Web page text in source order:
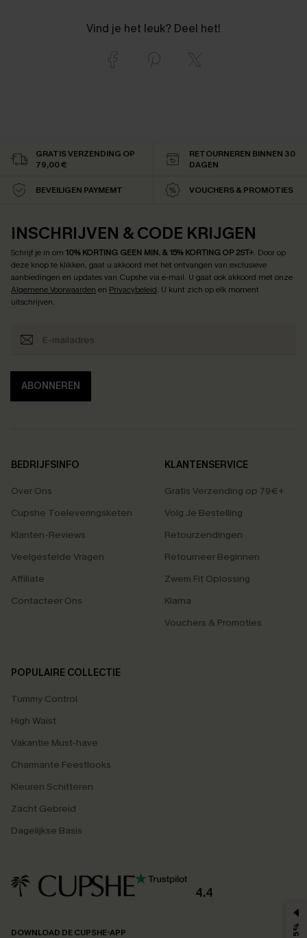
Vind je het leuk? Deel het!
GRATIS VERZENDING OP
79,00 €
RETOURNEREN BINNEN 30
DAGEN
BEVEILIGEN PAYMEMT VOUCHERS & PROMOTIES
INSCHRIJVEN & CODE KRIJGEN
Schrijf je in om 10% KORTING GEEN MIN. & 15% KORTING OP 2ST+. Door op
deze knop te klikken, gaat u akkoord met het ontvangen van exclusieve
aanbiedingen en updates van Cupshe via e-mail. U gaat ook akkoord met onze
Algemene Voorwaarden en Privacybeleid. U kunt zich op elk moment
uitschrijven.
ABONNEREN
BEDRIJFSINFO
Over Ons
Cupshe Toeleveringsketen
Klanten-Reviews
Veelgestelde Vragen
Affiliate
Contacteer Ons
KLANTENSERVICE
Gratis Verzending op 79€+
Volg Je Bestelling
Retourzendingen
Retourneer Beginnen
Zwem Fit Oplossing
Klarna
Vouchers & Promoties
POPULAIRE COLLECTIE
Tummy Control
High Waist
Vakantie Must-have
Charmante Feestlooks
Kleuren Schitteren
Zacht Gebreid
Dagelijkse Basis
4.4
DOWNLOAD DE CUPSHE-APP